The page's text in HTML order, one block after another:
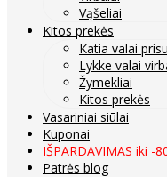
Vąšeliai
Kitos prekės
Katia valai
Lykke valai
Žymekliai
Kitos prekės
Vasariniai siūlai
Kuponai
IŠPARDAVIMAS iki -
Patrės blog